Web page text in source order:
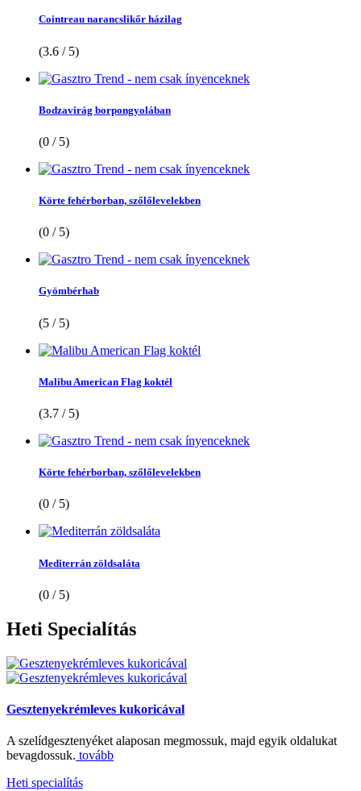
Cointreau narancslikőr házilag
(3.6 / 5)
Bodzavirág borpongyolában
(0 / 5)
Körte fehérborban, szőlőlevelekben
(0 / 5)
Gyömbérhab
(5 / 5)
Malibu American Flag koktél
(3.7 / 5)
Körte fehérborban, szőlőlevelekben
(0 / 5)
Mediterrán zöldsaláta
(0 / 5)
Heti Specialítás
Gesztenyekrémleves kukoricával
A szelídgesztenyéket alaposan megmossuk, majd egyik oldalukat
bevagdossuk. tovább
Heti specialítás